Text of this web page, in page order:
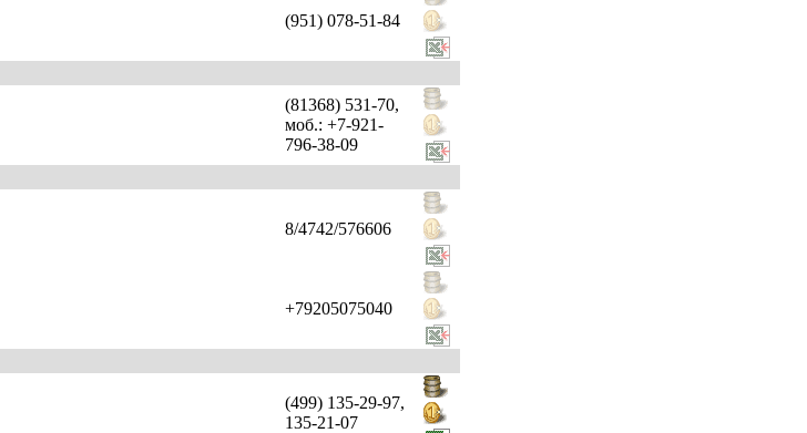
(951) 078-51-84
(81368) 531-70,
моб.: +7-921-
796-38-09
8/4742/576606
+79205075040
(499) 135-29-97,
135-21-07